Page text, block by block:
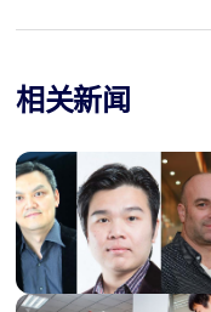
相关新闻